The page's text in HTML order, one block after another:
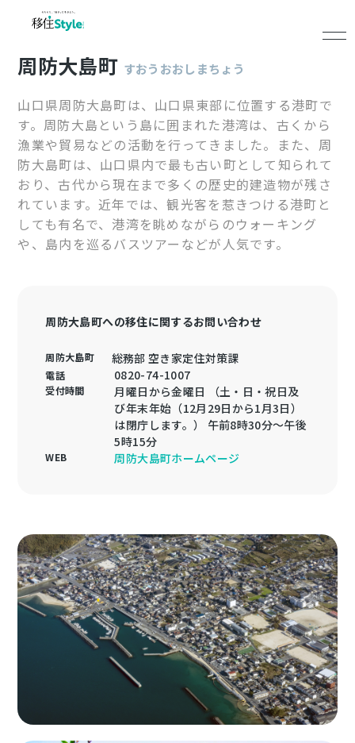
周防大島町 すおうおおしまちょう
山口県周防大島町は、山口県東部に位置する港町で
す。周防大島という島に囲まれた港湾は、古くから
漁業や貿易などの活動を行ってきました。また、周
防大島町は、山口県内で最も古い町として知られて
おり、古代から現在まで多くの歴史的建造物が残さ
れています。近年では、観光客を惹きつける港町と
しても有名で、港湾を眺めながらのウォーキング
や、島内を巡るバスツアーなどが人気です。
周防大島町への移住に関するお問い合わせ
周防大島町 総務部 空き家定住対策課
電話 0820-74-1007
受付時間
月曜日から金曜日 （土・日・祝日及
び年末年始（12月29日から1月3日）
は閉庁します。） 午前8時30分～午後
5時15分
WEB 周防大島町ホームページ